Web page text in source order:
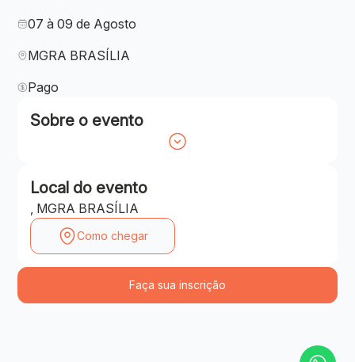
07 à 09 de Agosto
MGRA BRASÍLIA
Pago
Sobre o evento
Local do evento
, MGRA BRASÍLIA
Como chegar
Faça sua inscrição